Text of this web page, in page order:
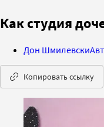
Как студия
Дoн Шмилевски
Копировать ссылку